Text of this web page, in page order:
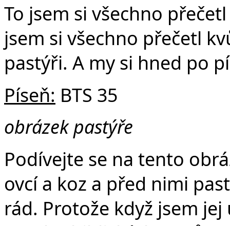
To jsem si všechno
jsem si všechno přečetl
pastýři. A my si hned po
Píseň: BTS 35
obrázek pastýře
Podívejte se na tento
ovcí a koz a před nimi
rád. Protože když jsem